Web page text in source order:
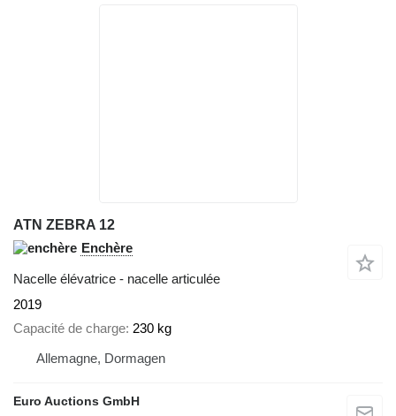
ATN ZEBRA 12
Enchère
Nacelle élévatrice - nacelle articulée
2019
Capacité de charge 230 kg
Allemagne, Dormagen
Euro Auctions GmbH